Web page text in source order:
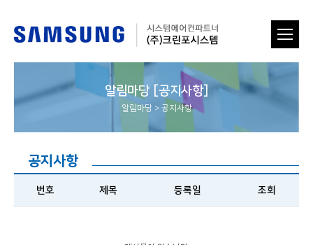
알림마당 [공지사항]
알림마당 > 공지사항
공지사항
번호 제목 등록일 조회